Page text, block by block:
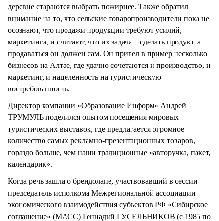
деревне стараются выбрать пожирнее. Также обратил
внимание на то, что сельские товаропроизводители пока не
осознают, что продажи продукции требуют усилий,
маркетинга, и считают, что их задача – сделать продукт, а
продаваться он должен сам. Он привел в пример несколько
бизнесов на Алтае, где удачно сочетаются и производство, и
маркетинг, и нацеленность на туристическую
востребованность.
Директор компании «Образование Информ» Андрей
ТРУМУЛЬ поделился опытом посещения мировых
туристических выставок, где предлагается огромное
количество самых рекламно-презентационных товаров,
гораздо больше, чем наши традиционные «авторучка, пакет,
календарик».
Когда речь зашла о брендолапе, участвовавший в сессии
председатель исполкома Межрегиональной ассоциации
экономического взаимодействия субъектов РФ «Сибирское
соглашение» (МАСС) Геннадий ГУСЕЛЬНИКОВ (с 1985 по